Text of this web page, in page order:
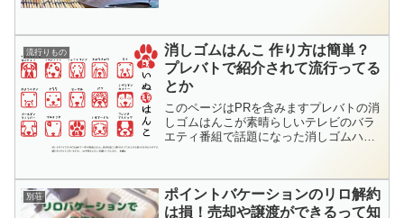
ね。最近、やってみたいなと思うのがデ
ィキャンプ。外で火をお...
流行りもの
消しゴムはんこ 作り方は簡単？
プレバトで紹介されて流行ってる
とか
このページはPRを含みますプレバトの消
しゴムはんこが素晴らしいテレビのバラ
エティ番組で話題になった消しゴムハン
前回に引き続き素晴らしい作品を作った
千原ジュニアさんが...
別荘
ポイントバケーションのリロ解約
は損！売却や譲渡ができるって知